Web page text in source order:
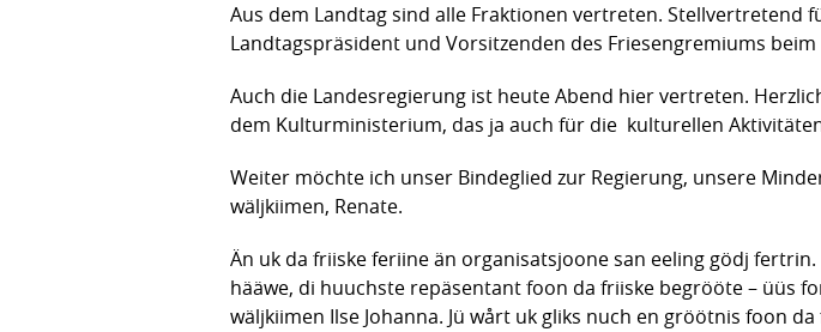
Aus dem Landtag sind alle Fraktionen vertreten. Stellvertretend
Landtagspräsident und Vorsitzenden des Friesengremiums
Auch die Landesregierung ist heute Abend hier vertreten.
dem Kulturministerium, das ja auch für die kulturellen
Weiter möchte ich unser Bindeglied zur Regierung, unsere
wäljkiimen, Renate.
Än uk da friiske feriine än organisatsjoone san eeling gödj
hääwe, di huuchste repäsentant foon da friiske begrööte – üüs
wäljkiimen Ilse Johanna. Jü wårt uk gliks nuch en gröötnis foon